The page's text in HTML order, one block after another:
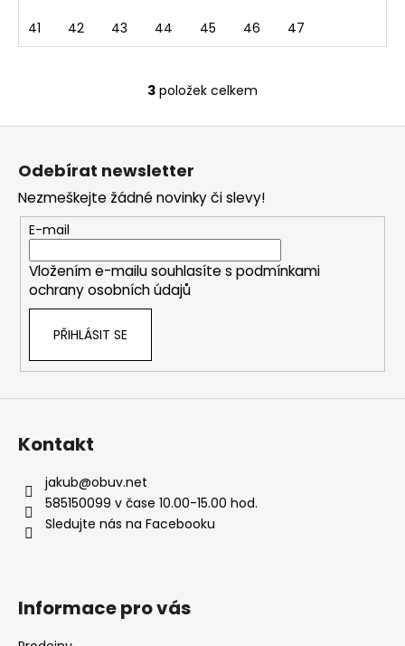
41 42 43 44 45 46 47
O
v
a
c
í
p
r
ý
p
3 položek celkem
Odebírat newsletter
Nezmeškejte žádné novinky či slevy!
E-mail
Vložením e-mailu souhlasíte s podmínkami
ochrany osobních údajů
PŘIHLÁSIT SE
Kontakt
jakub@obuv.net
585150099 v čase 10.00-15.00 hod.
Sledujte nás na Facebooku
Informace pro vás